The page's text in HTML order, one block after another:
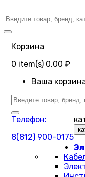
Корзина
0 item(s) 0.00 ₽
Ваша
Телефон:
8(812) 900-0175